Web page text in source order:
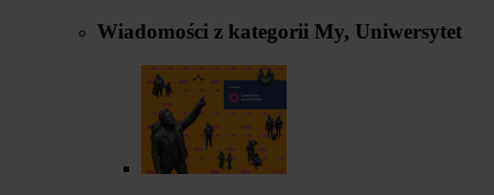
Wiadomości z kategorii My, Uniwersytet